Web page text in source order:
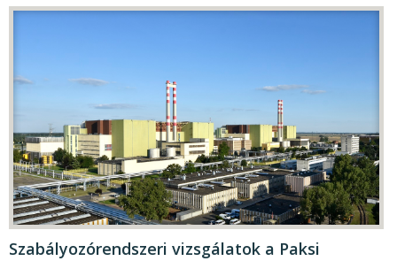
Szabályozórendszeri vizsgálatok a Paksi